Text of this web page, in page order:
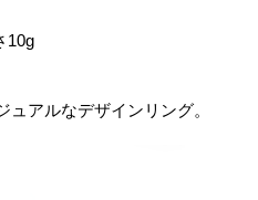
10g
アルなデザインリング。